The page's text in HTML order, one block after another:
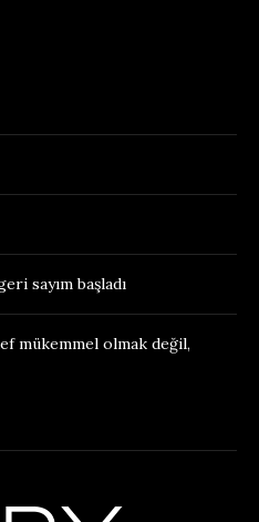
sayım başladı
mükemmel olmak değil,